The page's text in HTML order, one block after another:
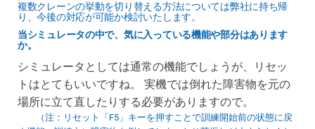
複数クレーンの挙動を切り替える方法については弊社に持ち帰
り、今後の対応が可能か検討いたします。
当シミュレータの中で、気に入っている機能や部分はあります
か。
シミュレータとしては通常の機能でしょうが、リセッ
トはとてもいいですね。 実機では倒れた障害物を元の
場所に立て直したりする必要がありますので。
（注：リセット「F5」キーを押すことで訓練開始前の状態に戻